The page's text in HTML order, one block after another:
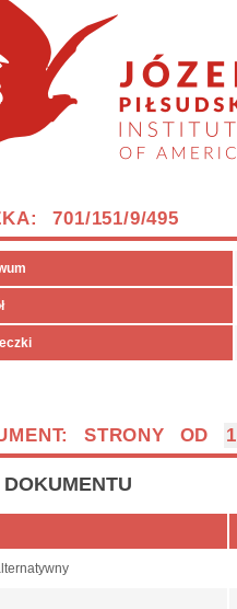
701/151/9/495
STRONY OD 1